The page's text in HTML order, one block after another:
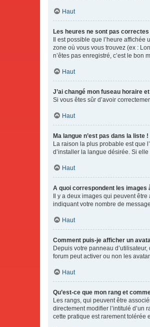
Haut
Les heures ne sont pas correctes
Il est possible que l’heure
zone où vous vous trouvez (ex :
n’êtes pas enregistré, c’est le bon
Haut
J’ai changé mon fuseau horaire
Si vous êtes sûr d’avoir
Haut
Ma langue n’est pas dans la liste !
La raison la plus probable est que
d’installer la langue désirée. Si
Haut
A quoi correspondent les images
Il y a deux images qui peuvent
indiquant votre nombre de
Haut
Comment puis-je afficher un
Depuis votre panneau
forum peut activer ou non les
Haut
Qu’est-ce que mon rang et
Les rangs, qui peuvent être
directement modifier l’intitulé d’un
cette pratique est rarement tolérée